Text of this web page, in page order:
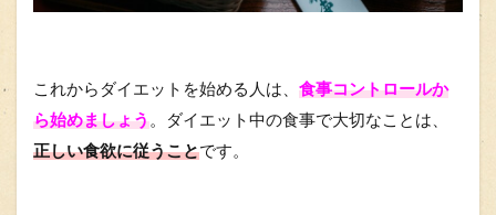
これからダイエットを始める人は、 食事コントロールか
ら始めましょう。ダイエット中の食事で大切なことは、
正しい食欲に従うことです。